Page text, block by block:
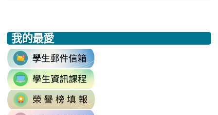
::: 我的最愛